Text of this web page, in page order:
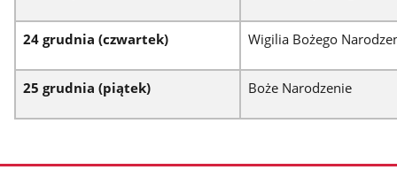
24 grudnia (czwartek) Wigilia Bożego
25 grudnia (piątek) Boże Narodzenie